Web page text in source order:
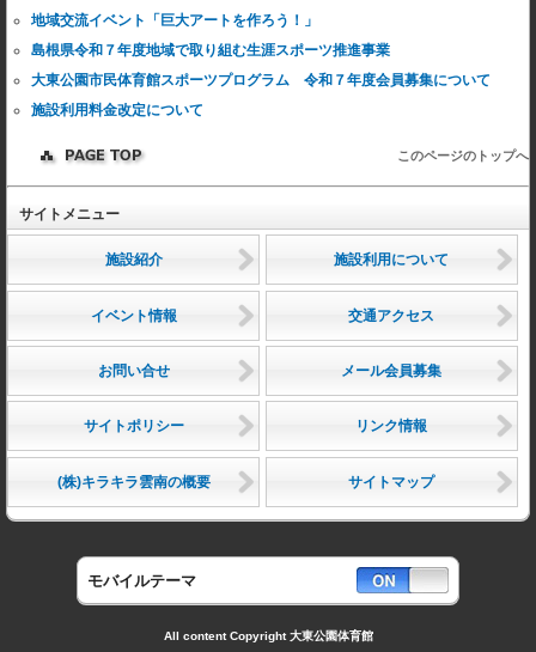
地域交流イベント「巨大アートを作ろう！」
島根県令和７年度地域で取り組む生涯スポーツ推進事業
大東公園市民体育館スポーツプログラム 令和７年度会員募集について
施設利用料金改定について
このページのトップへ
サイトメニュー
施設紹介 施設利用について
イベント情報 交通アクセス
お問い合せ メール会員募集
サイトポリシー リンク情報
(株)キラキラ雲南の概要 サイトマップ
モバイルテーマ
All content Copyright 大東公園体育館